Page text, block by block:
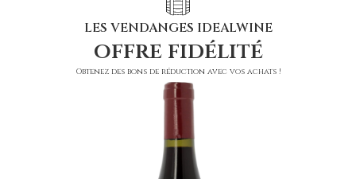
LES VENDANGES IDEALWINE
offre fidélité
Obtenez des bons de réduction avec vos achats !